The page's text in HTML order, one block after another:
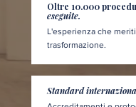
Oltre 10.000
eseguite.
L'esperienza che
trasformazione.
Standard